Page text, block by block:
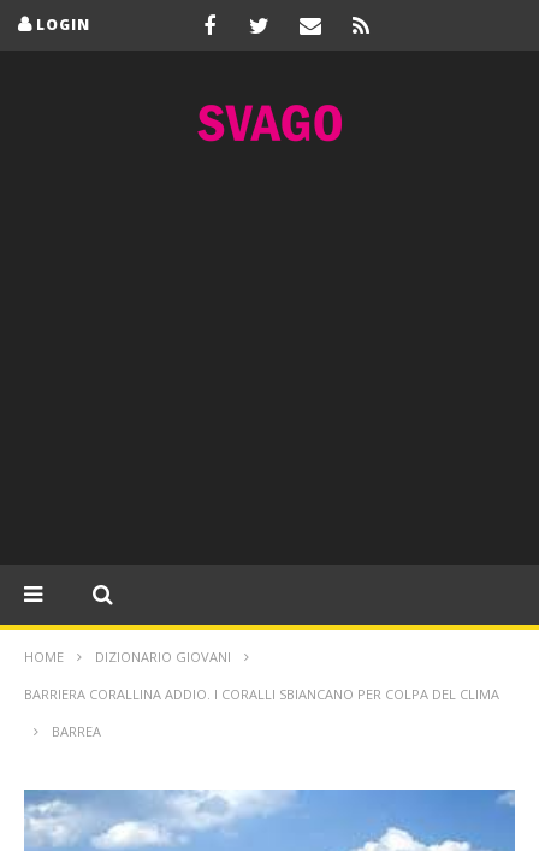
LOGIN
HOME DIZIONARIO GIOVANI
BARRIERA CORALLINA ADDIO. I CORALLI SBIANCANO PER COLPA DEL CLIMA
BARREA